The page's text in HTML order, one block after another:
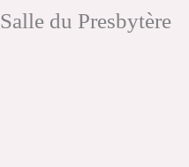
Salle du Presbytère